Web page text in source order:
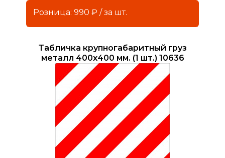
Розница: 990 ₽ / за шт.
Табличка крупногабаритный груз
металл 400х400 мм. (1 шт.) 10636